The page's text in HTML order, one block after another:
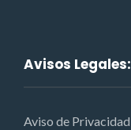
Avisos Legales:
Aviso de Privacidad